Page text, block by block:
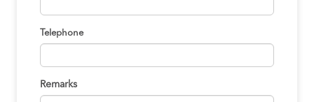
Telephone
Remarks